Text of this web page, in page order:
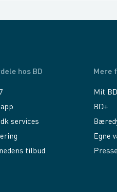
hos BD
services
tilbud
Mere
Mit BD
BD+
Egne
Presse